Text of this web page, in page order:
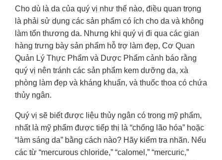
Cho dù là da của quý vị như thế nào, điều quan trọng
là phải sử dụng các sản phẩm có ích cho da và không
làm tổn thương da. Nhưng khi quý vị đi qua các gian
hàng trưng bày sản phẩm hỗ trợ làm đẹp, Cơ Quan
Quản Lý Thực Phẩm và Dược Phẩm cảnh báo rằng
quý vị nên tránh các sản phẩm kem dưỡng da, xà
phòng làm đẹp và kháng khuẩn, và thuốc thoa có chứa
thủy ngân.
Quý vị sẽ biết được liệu thủy ngân có trong mỹ phẩm,
nhất là mỹ phẩm được tiếp thị là “chống lão hóa” hoặc
“làm sáng da” bằng cách nào? Hãy kiểm tra nhãn. Nếu
các từ “mercurous chloride,” “calomel,” “mercuric,”